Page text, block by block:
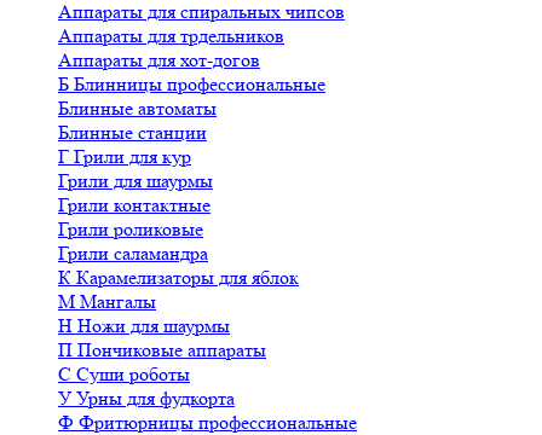
Аппараты для спиральных чипсов
Аппараты для трдельников
Аппараты для хот-догов
Б Блинницы профессиональные
Блинные автоматы
Блинные станции
Г Грили для кур
Грили для шаурмы
Грили контактные
Грили роликовые
Грили саламандра
К Карамелизаторы для яблок
М Мангалы
Н Ножи для шаурмы
П Пончиковые аппараты
С Суши роботы
У Урны для фудкорта
Ф Фритюрницы профессиональные